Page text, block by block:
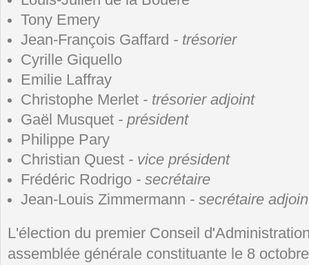
Tony Emery
Jean-François Gaffard - trésorier
Cyrille Giquello
Emilie Laffray
Christophe Merlet - trésorier adjoint
Gaël Musquet - président
Philippe Pary
Christian Quest - vice président
Frédéric Rodrigo - secrétaire
Jean-Louis Zimmermann - secrétaire
L'élection du premier Conseil
assemblée générale constituante le 8